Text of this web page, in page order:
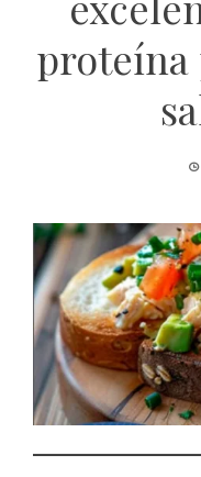
proteína